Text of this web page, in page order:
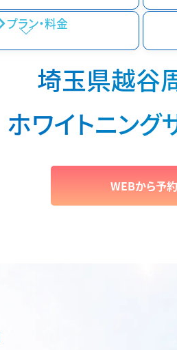
プラン・料金
埼玉県越谷
ホワイトニン
WEBから予